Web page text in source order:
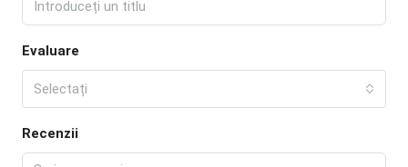
Evaluare
Selectați
Recenzii